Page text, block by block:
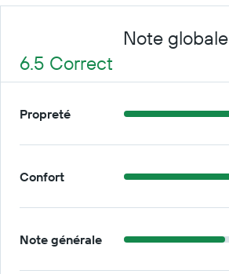
Note globale
6.5 Correct
Propreté
Confort
Note générale